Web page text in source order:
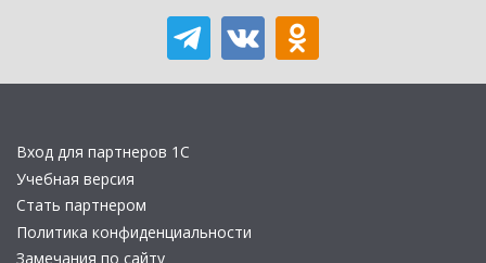
Вход для партнеров 1С
Учебная версия
Стать партнером
Политика конфиденциальности
Замечания по сайту